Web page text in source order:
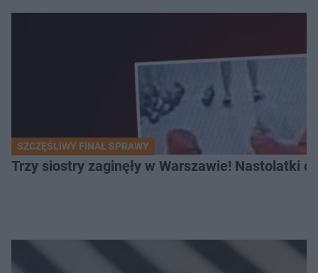
SZCZĘŚLIWY FINAŁ SPRAWY
Trzy siostry zaginęły w Warszawie! Nastolatki